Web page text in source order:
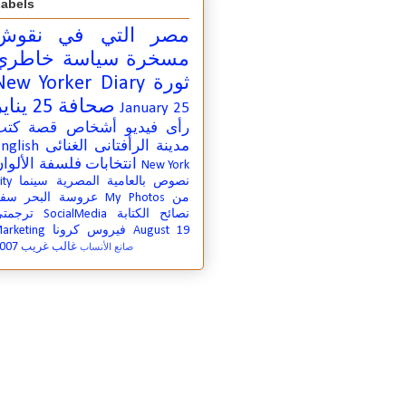
مصر التي في
سياسة مسخرة
Yorker Diary ثورة
25 يناير صحافة January 25
قصة أشخاص فيديو
رأى
الرأفتانى الغنائى
مدينة
فلسفة انتخابات
New York
سينما
نصوص بالعامية المصرية
عروسة البحر My Photos
من
SocialMedia
نصائح الكتابة
فيروس كرونا August 19
غالب غريب صانع الأنساب